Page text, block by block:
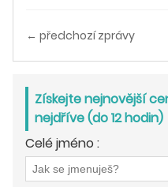
← předchozí zprávy
Získejte nejnovější
nejdříve (do 12 hodin)
Celé jméno :